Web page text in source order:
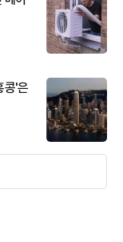
콩'은